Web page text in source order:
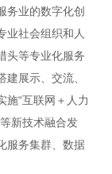
务业的数字化创
业社会组织和人
头等专业化服务
展示、交流、
施“互联网＋人力
新技术融合发
服务集群、数据